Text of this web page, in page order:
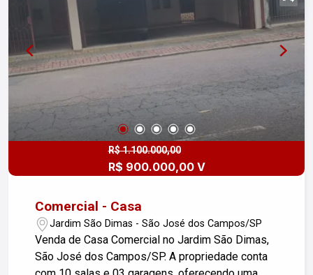
R$ 1.100.000,00
R$ 900.000,00 V
Comercial - Casa
Jardim São Dimas - São José dos Campos/SP
Venda de Casa Comercial no Jardim São Dimas,
São José dos Campos/SP. A propriedade conta